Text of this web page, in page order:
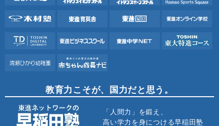
教育力こそが、国力だと思う。
「人間力」を鍛え、
高い学力を身につける早稲田塾